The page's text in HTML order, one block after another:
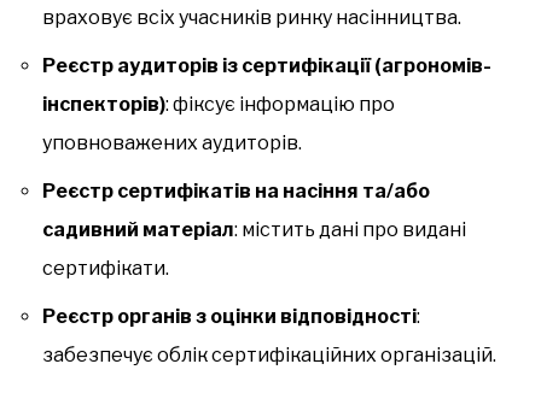
враховує всіх учасників ринку насінництва.
Реєстр аудиторів із сертифікації (агрономів-
інспекторів): фіксує інформацію про
уповноважених аудиторів.
Реєстр сертифікатів на насіння та/або
садивний матеріал: містить дані про видані
сертифікати.
Реєстр органів з оцінки відповідності:
забезпечує облік сертифікаційних організацій.